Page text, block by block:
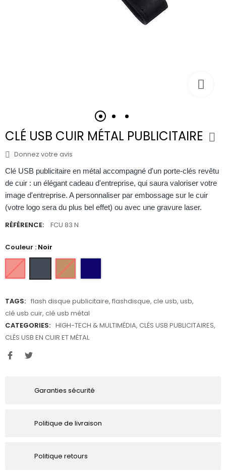
CLÉ USB CUIR MÉTAL PUBLICITAIRE
Donnez votre avis
Clé USB publicitaire en métal accompagné d'un porte-clés revêtu
de cuir : un élégant cadeau d'entreprise, qui saura valoriser votre
image d'entreprise. A personnaliser par embossage sur le cuir
(votre logo sera du plus bel effet) ou avec une gravure laser.
RÉFÉRENCE: FCU 83 N
Couleur : Noir
TAGS: flash disque publicitaire, flashdisque, cle usb, usb,
clé usb cuir, clé usb métal
CATEGORIES: HIGH-TECH & MULTIMÉDIA, CLÉS USB PUBLICITAIRES,
CLÉS USB EN CUIR ET MÉTAL
Garanties sécurité
Politique de livraison
Politique retours